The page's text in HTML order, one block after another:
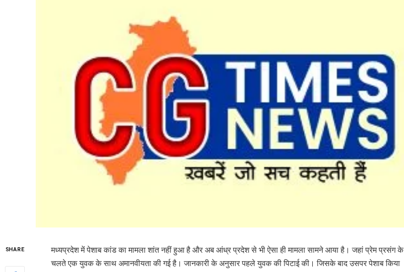
SHARE
मध्यप्रदेश में पेशाब कांड का मामला शांत नहीं हुआ है और अब आंध्र प्रदेश से भी ऐसा ही मामला सामने आया है। जहां प्रेम प्रसंग के
चलते एक युवक के साथ अमानवीयता की गई है। जानकारी के अनुसार पहले युवक की पिटाई की। जिसके बाद उसपर पेशाब किया